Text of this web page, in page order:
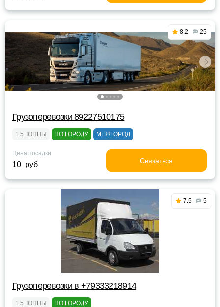
8.2 25
Грузоперевозки 89227510175
1.5 ТОННЫ ПО ГОРОДУ МЕЖГОРОД
Цена посадки
10 руб Связаться
7.5 5
Грузоперевозки в +79333218914
1.5 ТОННЫ ПО ГОРОДУ